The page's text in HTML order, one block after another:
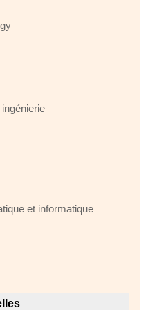
et informatique